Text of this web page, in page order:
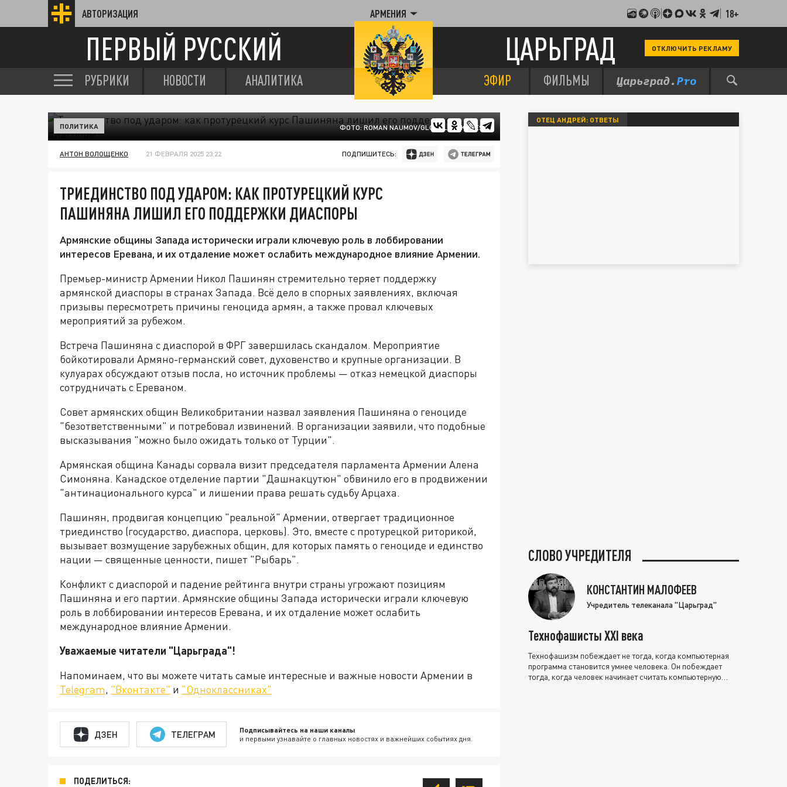
АВТОРИЗАЦИЯ АРМЕНИЯ 18+
ПЕРВЫЙ РУССКИЙ ЦАРЬГРАД ОТКЛЮЧИТЬ РЕКЛАМУ
РУБРИКИ НОВОСТИ АНАЛИТИКА ЭФИР ФИЛЬМЫ
ФОТО: ROMAN NAUMOV/GLOBALLOOKPRESS
ПОЛИТИКА
АНТОН ВОЛОЩЕНКО 21 ФЕВРАЛЯ 2025 23:22 ПОДПИШИТЕСЬ:
ТРИЕДИНСТВО ПОД УДАРОМ: КАК ПРОТУРЕЦКИЙ КУРС
ПАШИНЯНА ЛИШИЛ ЕГО ПОДДЕРЖКИ ДИАСПОРЫ
Армянские общины Запада исторически играли ключевую роль в лоббировании
интересов Еревана, и их отдаление может ослабить международное влияние Армении.
Премьер-министр Армении Никол Пашинян стремительно теряет поддержку
армянской диаспоры в странах Запада. Всё дело в спорных заявлениях, включая
призывы пересмотреть причины геноцида армян, а также провал ключевых
мероприятий за рубежом.
Встреча Пашиняна с диаспорой в ФРГ завершилась скандалом. Мероприятие
бойкотировали Армяно-германский совет, духовенство и крупные организации. В
кулуарах обсуждают отзыв посла, но источник проблемы — отказ немецкой диаспоры
сотрудничать с Ереваном.
Совет армянских общин Великобритании назвал заявления Пашиняна о геноциде
"безответственными" и потребовал извинений. В организации заявили, что подобные
высказывания "можно было ожидать только от Турции".
Армянская община Канады сорвала визит председателя парламента Армении Алена
Симоняна. Канадское отделение партии "Дашнакцутюн" обвинило его в продвижении
"антинационального курса" и лишении права решать судьбу Арцаха.
Пашинян, продвигая концепцию "реальной" Армении, отвергает традиционное
триединство (государство, диаспора, церковь). Это, вместе с протурецкой риторикой,
вызывает возмущение зарубежных общин, для которых память о геноциде и единство
нации — священные ценности, пишет "Рыбарь".
Конфликт с диаспорой и падение рейтинга внутри страны угрожают позициям
Пашиняна и его партии. Армянские общины Запада исторически играли ключевую
роль в лоббировании интересов Еревана, и их отдаление может ослабить
международное влияние Армении.
Уважаемые читатели "Царьграда"!
Напоминаем, что вы можете читать самые интересные и важные новости Армении в
Telegram, "Вконтакте" и "Одноклассниках"
ДЗЕН ТЕЛЕГРАМ Подписывайтесь на наши каналы
и первыми узнавайте о главных новостях и важнейших событиях дня.
ПОДЕЛИТЬСЯ:
ОТЕЦ АНДРЕЙ: ОТВЕТЫ
СЛОВО УЧРЕДИТЕЛЯ
КОНСТАНТИН МАЛОФЕЕВ
Учредитель телеканала "Царьград"
Технофашисты XXI века
Технофашизм побеждает не тогда, когда компьютерная
программа становится умнее человека. Он побеждает
тогда, когда человек начинает считать компьютерную